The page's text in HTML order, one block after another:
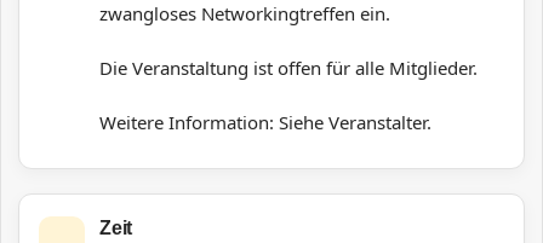
zwangloses Networkingtreffen ein.
Die Veranstaltung ist offen für alle Mitglieder.
Weitere Information: Siehe Veranstalter.
Zeit